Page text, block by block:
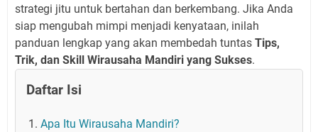
strategi jitu untuk bertahan dan berkembang. Jika Anda
siap mengubah mimpi menjadi kenyataan, inilah
panduan lengkap yang akan membedah tuntas Tips,
Trik, dan Skill Wirausaha Mandiri yang Sukses.
Daftar Isi
Apa Itu Wirausaha Mandiri?